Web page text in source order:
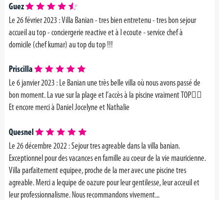
Guez
Le 26 février 2023 :Villa Banian - tres bien entretenu - tres bon sejour
accueil au top - conciergerie reactive et à l ecoute - service chef à
domicile (chef kumar) au top du top !!!
Priscilla
Le 6 janvier 2023 :Le Banian une très belle villa où nous avons passé de
bon moment. La vue sur la plage et l’accès à la piscine vraiment TOP👍🏼
Et encore merci à Daniel Jocelyne et Nathalie
Quesnel
Le 26 décembre 2022 : Sejour tres agreable dans la villa banian.
Exceptionnel pour des vacances en famille au coeur de la vie mauricienne.
Villa parfaitement equipee, proche de la mer avec une piscine tres
agreable. Merci a lequipe de oazure pour leur gentilesse, leur acceuil et
leur professionnalisme. Nous recommandons vivement...